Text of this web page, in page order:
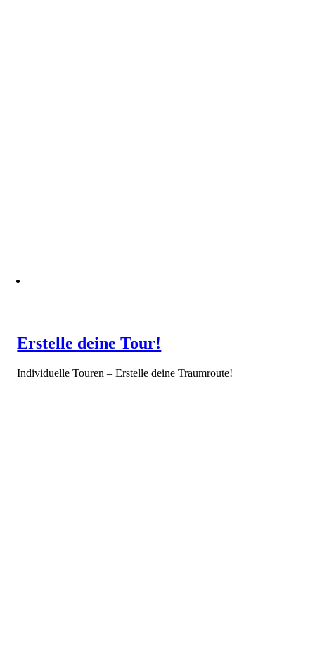
Erstelle deine Tour!
Individuelle Touren – Erstelle deine Traumroute!